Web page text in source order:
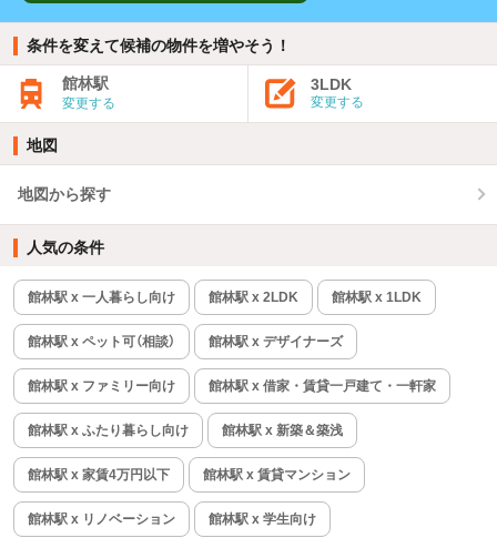
条件を変えて候補の物件を増やそう！
館林駅
変更する
3LDK
変更する
地図
地図から探す
人気の条件
館林駅 x 一人暮らし向け 館林駅 x 2LDK 館林駅 x 1LDK
館林駅 x ペット可（相談） 館林駅 x デザイナーズ
館林駅 x ファミリー向け 館林駅 x 借家・賃貸一戸建て・一軒家
館林駅 x ふたり暮らし向け 館林駅 x 新築＆築浅
館林駅 x 家賃4万円以下 館林駅 x 賃貸マンション
館林駅 x リノベーション 館林駅 x 学生向け